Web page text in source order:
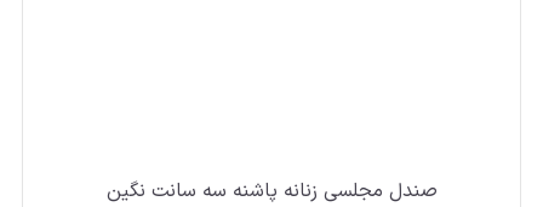
صندل مجلسی زنانه پاشنه سه سانت نگین